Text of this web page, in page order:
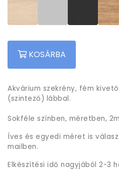
KOSÁRBA
Akvárium szekrény, fém
(szintező) lábbal.
Sokféle színben, méretben,
Íves és egyedi méret is
mailben.
Elkészítési idő nagyjából 2-3